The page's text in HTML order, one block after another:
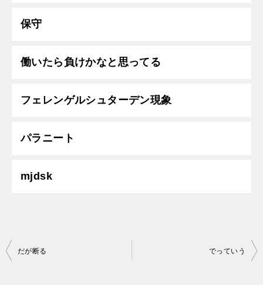
保守
働いたら負けかなと思ってる
フェレンゲルシュターデン現象
パラニート
mjdsk
投
だが断る でっていう